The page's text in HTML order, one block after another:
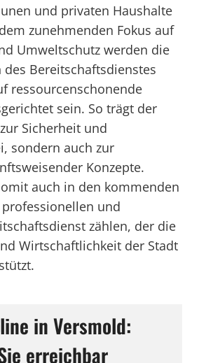
und privaten Haushalte
zunehmenden Fokus auf
Umweltschutz werden die
Bereitschaftsdienstes
ressourcenschonende
sein. So trägt der
Sicherheit und
sondern auch zur
Konzepte.
auch in den kommenden
und
zählen, der die
Wirtschaftlichkeit der Stadt
in Versmold:
erreichbar